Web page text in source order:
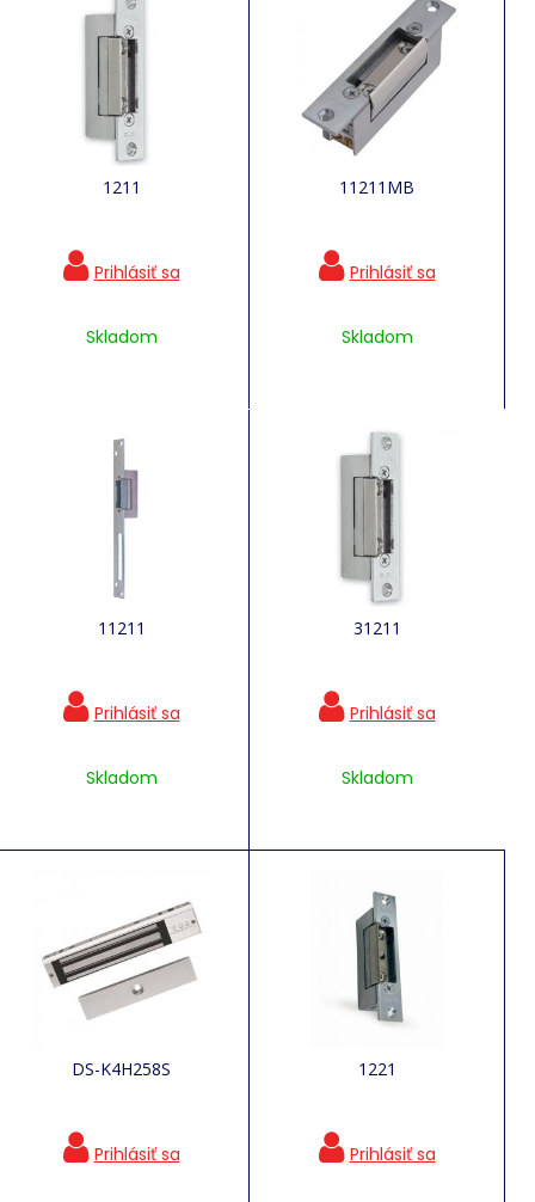
1211
Skladom
11211MB
Skladom
11211
Skladom
31211
Skladom
DS-K4H258S 1221